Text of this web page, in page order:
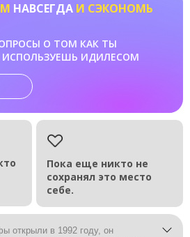
НАВСЕГДА И СЭКОНОМЬ
О ТОМ КАК ТЫ
ИДИЛЕСОМ
Пока еще никто не
сохранял это место
себе.
открыли в 1992 году, он